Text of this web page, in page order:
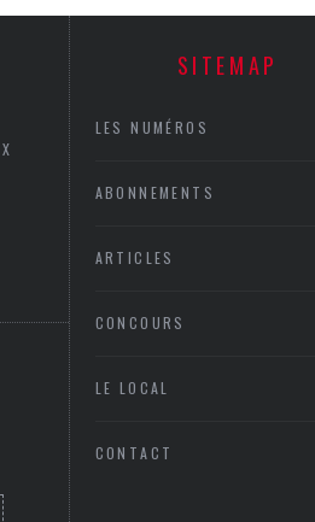
SITEMAP
LES NUMÉROS
ABONNEMENTS
ARTICLES
CONCOURS
LE LOCAL
CONTACT